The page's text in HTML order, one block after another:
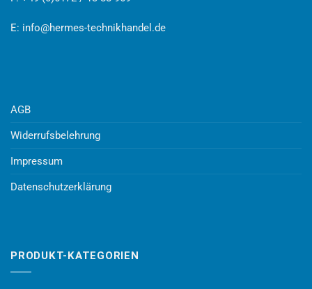
E: info@hermes-technikhandel.de
AGB
Widerrufsbelehrung
Impressum
Datenschutzerklärung
PRODUKT-KATEGORIEN